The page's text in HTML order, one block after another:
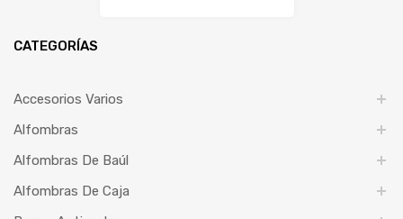
CATEGORÍAS
Accesorios Varios
Alfombras
Alfombras De Baúl
Alfombras De Caja